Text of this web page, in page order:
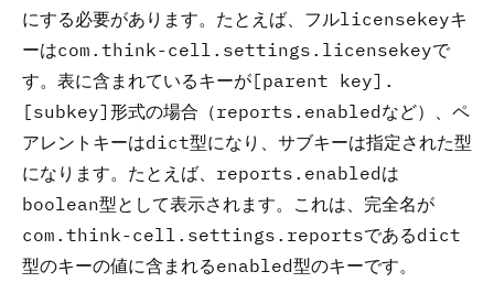
にする必要があります。たとえば、フルlicensekeyキ
ーはcom.think-cell.settings.licensekeyで
す。表に含まれているキーが[parent key].
[subkey] 形式の場合（reports.enabledなど）、ペ
アレントキーはdict型になり、サブキーは指定された型
になります。たとえば、 reports.enabledは
boolean型として表示されます。これは、完全名が
com.think-cell.settings.reportsであるdict
型のキーの値に含まれるenabled型のキーです。